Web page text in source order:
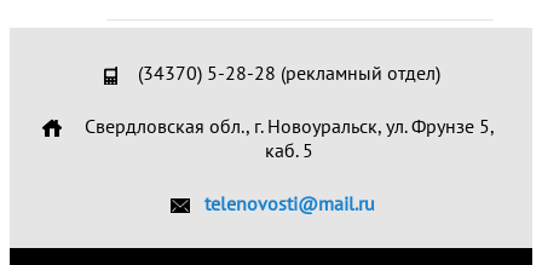
(34370) 5-28-28 (рекламный отдел)
Свердловская обл., г. Новоуральск, ул. Фрунзе 5,
каб. 5
telenovosti@mail.ru